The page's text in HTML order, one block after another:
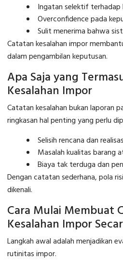
Ingatan selektif terhadap
Overconfidence pada
Sulit menerima bahwa
Catatan kesalahan impor
dalam pengambilan keputusan.
Apa Saja yang
Kesalahan Impor
Catatan kesalahan bukan laporan
ringkasan hal penting yang perlu
Selisih rencana dan
Masalah kualitas barang
Biaya tak terduga dan
Dengan catatan sederhana, pola
dikenali.
Cara Mulai Membuat
Kesalahan Impor
Langkah awal adalah menjadikan
rutinitas impor.